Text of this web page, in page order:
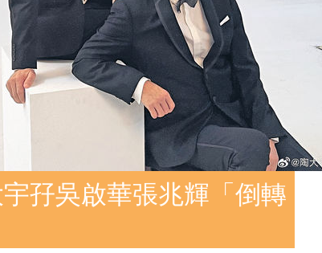
孖吳啟華張兆輝「倒轉